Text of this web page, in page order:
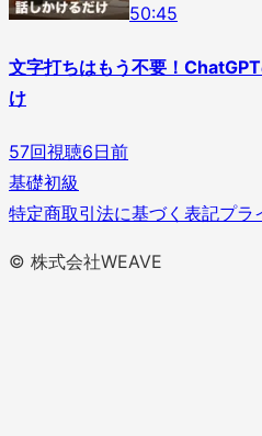
50:45
文字打ちはもう不要！
け
57回視聴6日前
基礎初級
特定商取引法に基づく表記プラ
© 株式会社WEAVE